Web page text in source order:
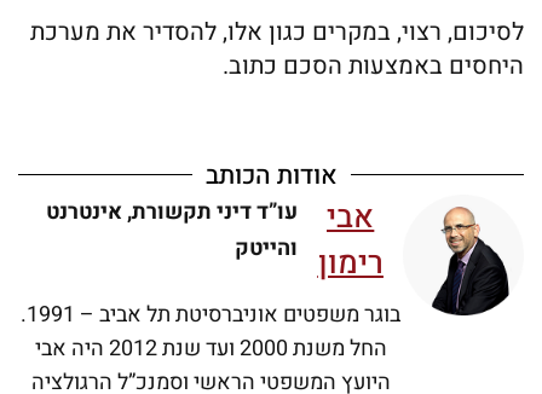
לסיכום, רצוי, במקרים כגון אלו, להסדיר את מערכת
היחסים באמצעות הסכם כתוב.
אודות הכותב
אבי
רימון
עו”ד דיני תקשורת, אינטרנט
והייטק
בוגר משפטים אוניברסיטת תל אביב – 1991.
החל משנת 2000 ועד שנת 2012 היה אבי
היועץ המשפטי הראשי וסמנכ”ל הרגולציה